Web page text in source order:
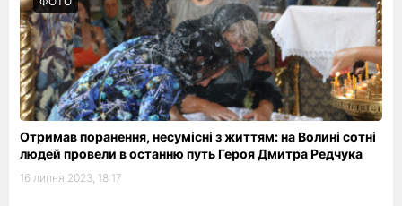
Отримав поранення, несумісні з життям: на Волині сотні
людей провели в останню путь Героя Дмитра Редчука
16 липня 2023, 18:17